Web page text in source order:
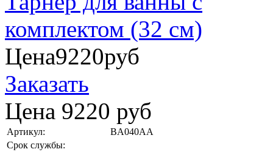
Цена9220руб
Заказать
Цена 9220 руб
Артикул:
BA040AA
Срок службы: